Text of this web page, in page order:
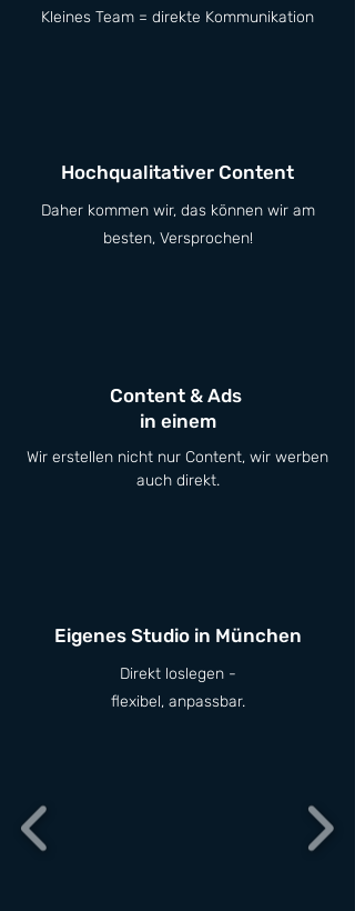
Kleines Team = direkte Kommunikation
Hochqualitativer Content
Daher kommen wir, das können wir am
besten, Versprochen!
Content & Ads
in einem
Wir erstellen nicht nur Content, wir werben
auch direkt.
Eigenes Studio in München
Direkt loslegen -
flexibel, anpassbar.